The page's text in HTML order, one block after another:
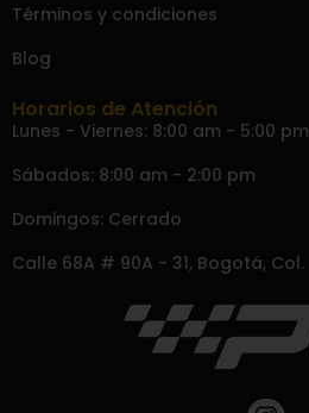
Términos y condiciones
Blog
Horarios de Atención
Lunes - Viernes: 8:00 am - 5:00 pm
Sábados: 8:00 am - 2:00 pm
Domingos: Cerrado
Calle 68A # 90A - 31, Bogotá, Col.